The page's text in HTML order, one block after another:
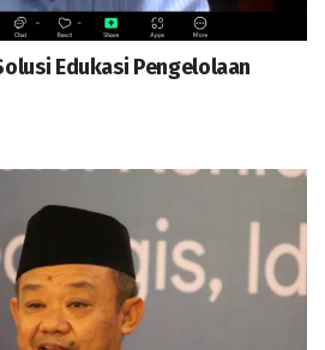
Edukasi Pengelolaan